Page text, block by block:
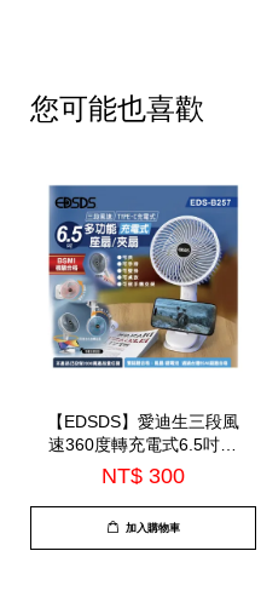
您可能也喜歡
【EDSDS】愛迪生三段風
速360度轉充電式6.5吋座
扇/夾扇(EDS-B257)
NT$ 300
加入購物車